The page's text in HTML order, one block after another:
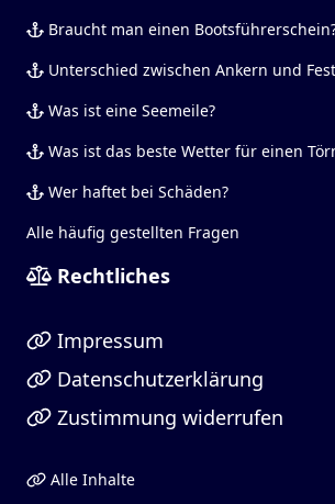
Braucht man einen
Unterschied zwischen Ankern und
Was ist eine Seemeile?
Was ist das beste Wetter für einen
Wer haftet bei Schäden?
Alle häufig gestellten Fragen
Rechtliches
Impressum
Datenschutzerklärung
Zustimmung widerrufen
Alle Inhalte